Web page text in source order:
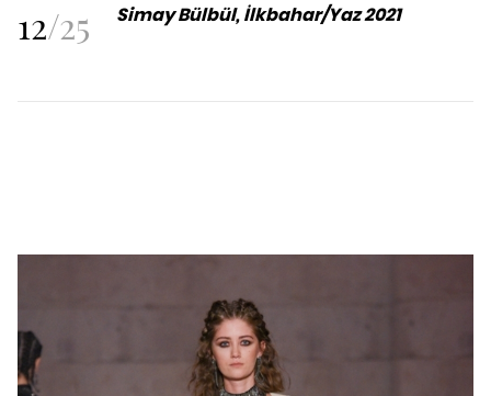
12/25 Simay Bülbül, İlkbahar/Yaz 2021